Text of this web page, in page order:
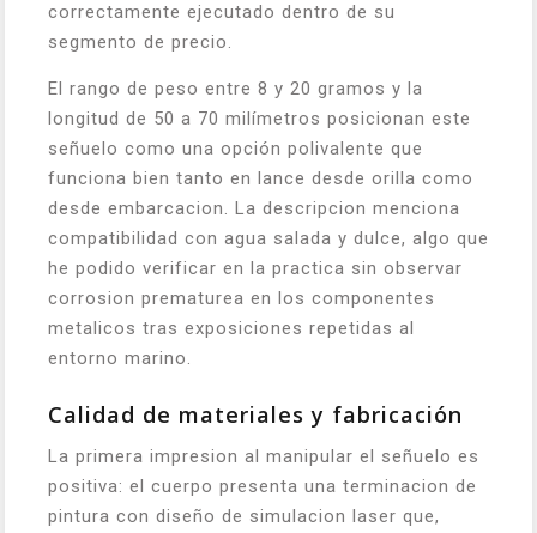
correctamente ejecutado dentro de su
segmento de precio.
El rango de peso entre 8 y 20 gramos y la
longitud de 50 a 70 milímetros posicionan este
señuelo como una opción polivalente que
funciona bien tanto en lance desde orilla como
desde embarcacion. La descripcion menciona
compatibilidad con agua salada y dulce, algo que
he podido verificar en la practica sin observar
corrosion prematurea en los componentes
metalicos tras exposiciones repetidas al
entorno marino.
Calidad de materiales y fabricación
La primera impresion al manipular el señuelo es
positiva: el cuerpo presenta una terminacion de
pintura con diseño de simulacion laser que,